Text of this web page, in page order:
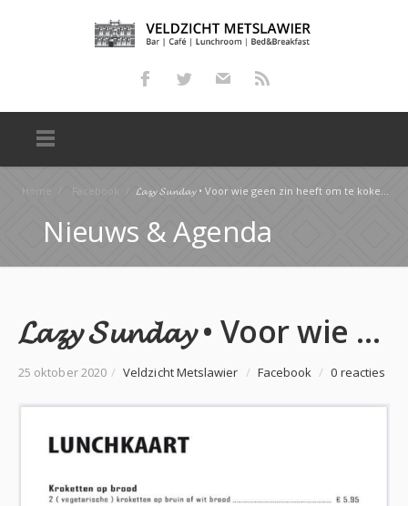
Home Facebook 𝓛𝓪𝔃𝔂 𝓢𝓾𝓷𝓭𝓪𝔂 • Voor wie geen zin heeft om te koken bel 0519-241705 • Open van 17:00 -20:00 #diner…
Nieuws & Agenda
𝓛𝓪𝔃𝔂 𝓢𝓾𝓷𝓭𝓪𝔂 • Voor wie geen zin heeft om te koken bel 0519-241705 • Open van 17:00 -20:00 #diner…
25 oktober 2020 / Veldzicht Metslawier / Facebook / 0 reacties